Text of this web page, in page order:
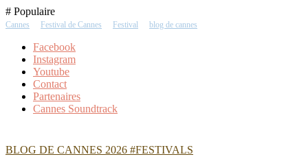
Skip
To
# Populaire
Cannes Festival de Cannes Festival blog de cannes
Facebook
Instagram
Youtube
Contact
Partenaires
Cannes Soundtrack
BLOG DE CANNES 2026 #FESTIVALS